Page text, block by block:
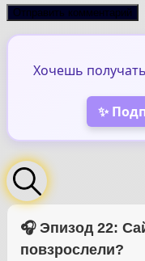
Хочешь
✨
🎧 Эпизод 22:
повзрослели?